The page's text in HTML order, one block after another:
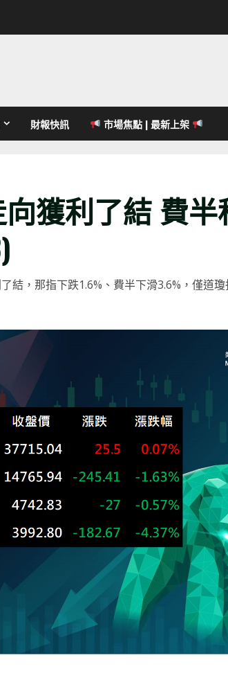
財報快訊 市場焦點 | 最新上架
向獲利了結 費
結，那指下跌1.6%、費半下滑3.6%，僅道